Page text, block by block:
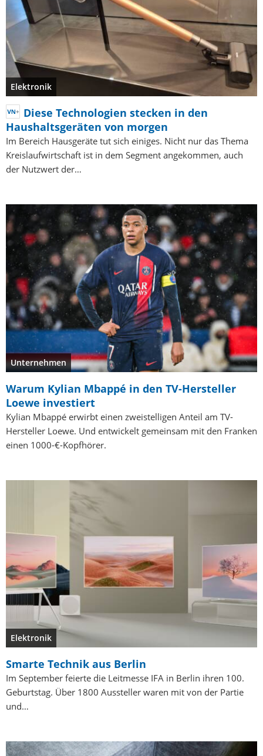
Elektronik
Diese Technologien stecken in den
Haushaltsgeräten von morgen
Im Bereich Hausgeräte tut sich einiges. Nicht nur das Thema
Kreislaufwirtschaft ist in dem Segment angekommen, auch
der Nutzwert der…
Unternehmen
Warum Kylian Mbappé in den TV-Hersteller
Loewe investiert
Kylian Mbappé erwirbt einen zweistelligen Anteil am TV-
Hersteller Loewe. Und entwickelt gemeinsam mit den Franken
einen 1000-€-Kopfhörer.
Elektronik
Smarte Technik aus Berlin
Im September feierte die Leitmesse IFA in Berlin ihren 100.
Geburtstag. Über 1800 Aussteller waren mit von der Partie
und…